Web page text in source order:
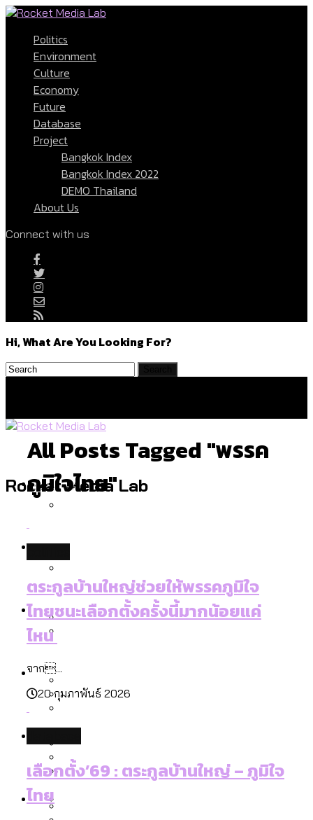
Politics
Environment
Culture
Economy
Future
Database
Project
Bangkok Index
Bangkok Index 2022
DEMO Thailand
About Us
Connect with us
Hi, What Are You Looking For?
Rocket Media Lab
Politics
สำรวจร่างงบปี 70 ของ กทม. สำนักการ
จราจรฯ เพิ่ม 150% มีเพียง 5 เขตที่งบเพิ่ม
โดยเขตจตุจักรสูงสุด
สมุดจดการบ้าน ส.ก. 2569 : แต่ละเขตมี
ปัญหาอะไรที่ ส.ก. ต้องทำการบ้าน
Environment
สำรวจเหตุไฟไหม้ในกรุงเทพฯ ส่วนใหญ่มา
จากไฟฟ้าลัดวงจร เขตจตุจักรเกิดไฟฟ้า
ขึ้นและเข้าถึงได้มากน้อยแค่ไหน
Culture
รับรองเพศของ Transgender ทั่วโลก
สำรวจ Hate Speech ที่ถูกผลิตซ้ำผ่าน
Economy
เมกะโปรเจ็กต์ของ กทม. ในช่วงที่มีการใช้
งบคาบเกี่ยวในยุคชัชชาติ มีอะไร ใช้งบแค่
ไหน
Future
Database
All Posts Tagged "พรรค
ภูมิใจไทย"
ตระกูลบ้านใหญ่ช่วยให้พรรคภูมิใจ
ไทยชนะเลือกตั้งครั้งนี้มากน้อยแค่
ไหน
จาก...
20 กุมภาพันธ์ 2026
เลือกตั้ง’69 : ตระกูลบ้านใหญ่ – ภูมิใจ
ไทย